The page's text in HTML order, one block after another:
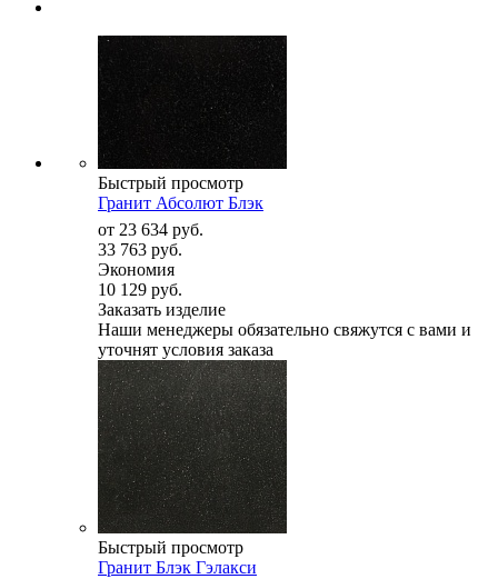
Быстрый просмотр
Гранит Абсолют Блэк
от 23 634 руб.
33 763 руб.
Экономия
10 129 руб.
Заказать изделие
Наши менеджеры обязательно свяжутся с вами и
уточнят условия заказа
Быстрый просмотр
Гранит Блэк Гэлакси